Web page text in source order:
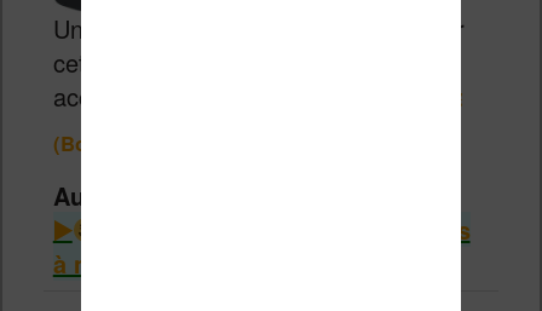
Un excellent rapport qualité / prix pour
cette liseuse de 6 pouces très
accessible.
129,99€
(Boulanger)
Autres infos intéressantes
Consulter le guide des liseuses
à moins de 100€